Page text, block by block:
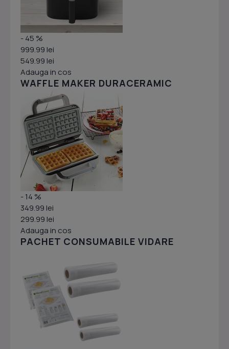
- 45 %
999.99 lei
549.99 lei
Adauga in cos
WAFFLE MAKER DURACERAMIC
- 14 %
349.99 lei
299.99 lei
Adauga in cos
PACHET CONSUMABILE VIDARE